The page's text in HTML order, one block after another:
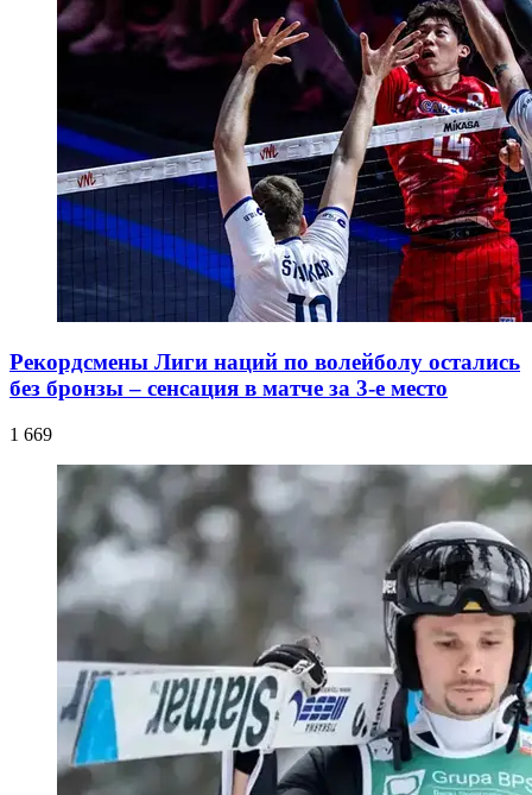
Рекордсмены Лиги наций по волейболу остались
без бронзы – сенсация в матче за 3-е место
1 669